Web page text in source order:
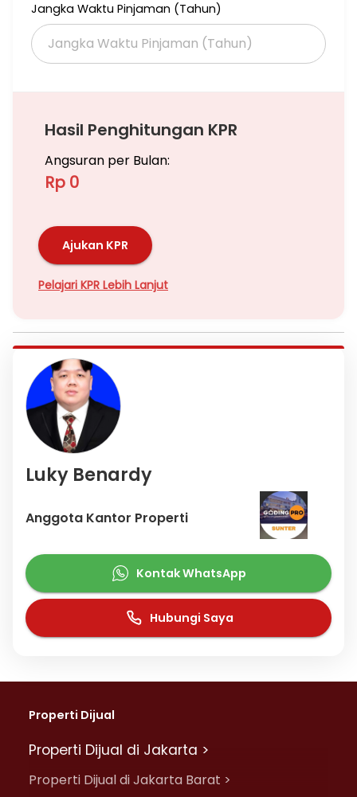
Jangka Waktu Pinjaman (Tahun)
Hasil Penghitungan KPR
Angsuran per Bulan:
Rp 0
Ajukan KPR
Pelajari KPR Lebih Lanjut
Luky Benardy
Anggota Kantor Properti
Kontak WhatsApp
Hubungi Saya
Properti Dijual
Properti Dijual di Jakarta >
Properti Dijual di Jakarta Barat >